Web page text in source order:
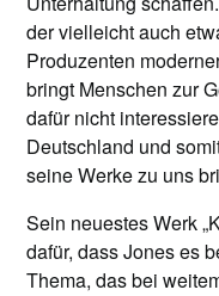
der vielleicht auch
Produzenten
bringt Menschen zur
dafür nicht
Deutschland und
seine Werke zu uns
Sein neuestes Werk
dafür, dass Jones es
Thema, das bei